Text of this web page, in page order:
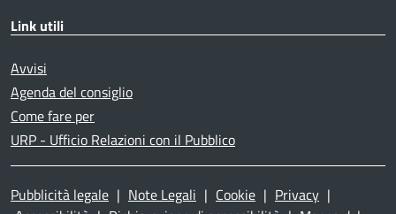
Link utili
Avvisi
Agenda del consiglio
Come fare per
URP - Ufficio Relazioni con il Pubblico
Pubblicità legale | Note Legali | Cookie | Privacy |